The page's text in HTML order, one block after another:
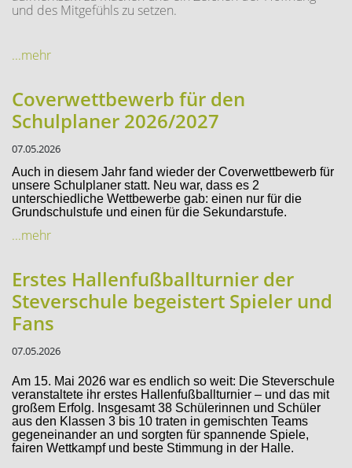
und des Mitgefühls zu setzen.
...mehr
Coverwettbewerb für den
Schulplaner 2026/2027
07.05.2026
Auch in diesem Jahr fand wieder der Coverwettbewerb für
unsere Schulplaner statt. Neu war, dass es 2
unterschiedliche Wettbewerbe gab: einen nur für die
Grundschulstufe und einen für die Sekundarstufe.
...mehr
Erstes Hallenfußballturnier der
Steverschule begeistert Spieler und
Fans
07.05.2026
Am 15. Mai 2026 war es endlich so weit: Die Steverschule
veranstaltete ihr erstes Hallenfußballturnier – und das mit
großem Erfolg. Insgesamt 38 Schülerinnen und Schüler
aus den Klassen 3 bis 10 traten in gemischten Teams
gegeneinander an und sorgten für spannende Spiele,
fairen Wettkampf und beste Stimmung in der Halle.